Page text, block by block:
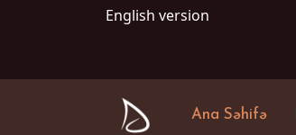
English version
Ana Səhifə